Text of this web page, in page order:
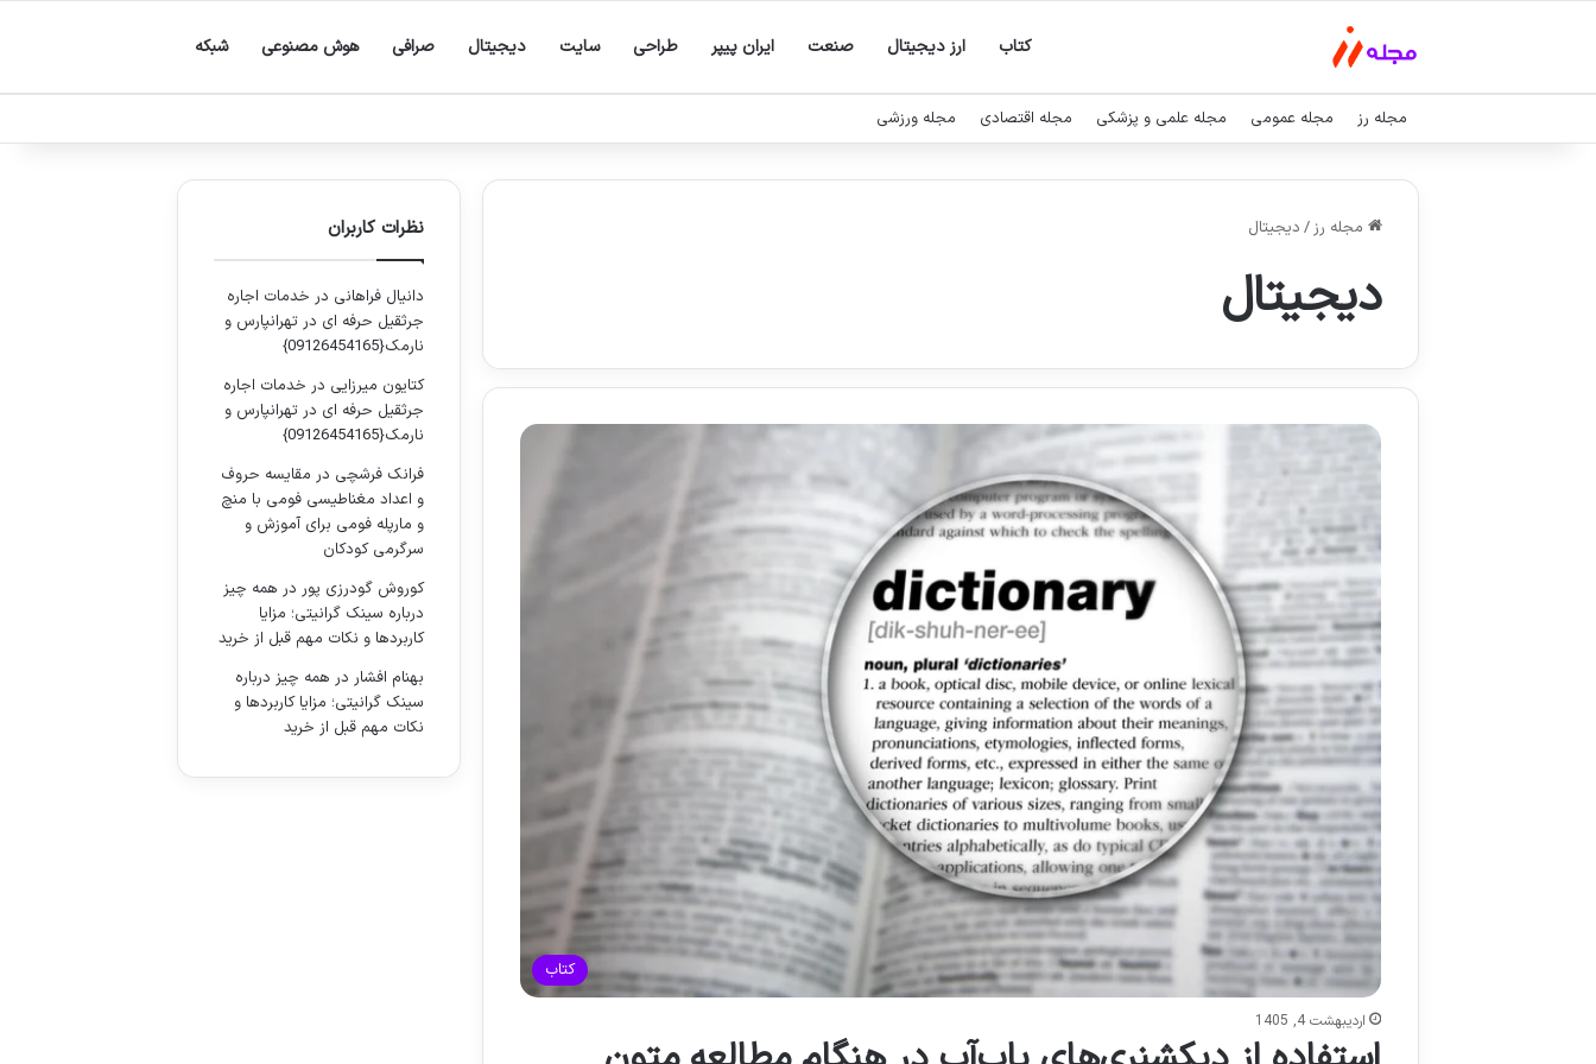
کتاب ارز دیجیتال صنعت ایران پیپر طراحی سایت دیجیتال صرافی هوش مصنوعی شبکه
مجله رز مجله عمومی مجله علمی و پزشکی مجله اقتصادی مجله ورزشی
مجله رز/ دیجیتال
دیجیتال
کتاب
اردیبهشت 4, 1405
نظرات کاربران
دانیال فراهانی در خدمات اجاره
جرثقیل حرفه ای در تهرانپارس و
نارمک{09126454165}
کتایون میرزایی در خدمات اجاره
جرثقیل حرفه ای در تهرانپارس و
نارمک{09126454165}
فرانک فرشچی در مقایسه حروف
و اعداد مغناطیسی فومی با منچ
و مارپله فومی برای آموزش و
سرگرمی کودکان
کوروش گودرزی پوردر همه چیز
درباره سینک گرانیتی؛ مزایا
کاربردها و نکات مهم قبل از خرید
بهنام افشاردر همه چیز درباره
سینک گرانیتی؛ مزایا کاربردها و
نکات مهم قبل از خرید